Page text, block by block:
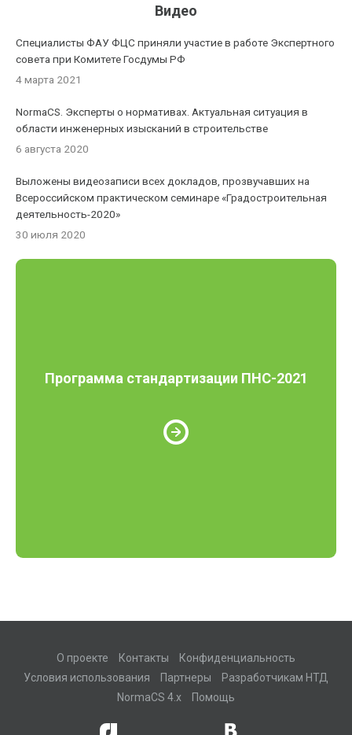
Видео
Специалисты ФАУ ФЦС приняли участие в работе Экспертного
совета при Комитете Госдумы РФ
4 марта 2021
NormaCS. Эксперты о нормативах. Актуальная ситуация в
области инженерных изысканий в строительстве
6 августа 2020
Выложены видеозаписи всех докладов, прозвучавших на
Всероссийском практическом семинаре «Градостроительная
деятельность-2020»
30 июля 2020
Программа стандартизации ПНС-2021
О проекте Контакты
Конфиденциальность
Условия использования
Партнеры
Разработчикам НТД
NormaCS 4.x
Помощь